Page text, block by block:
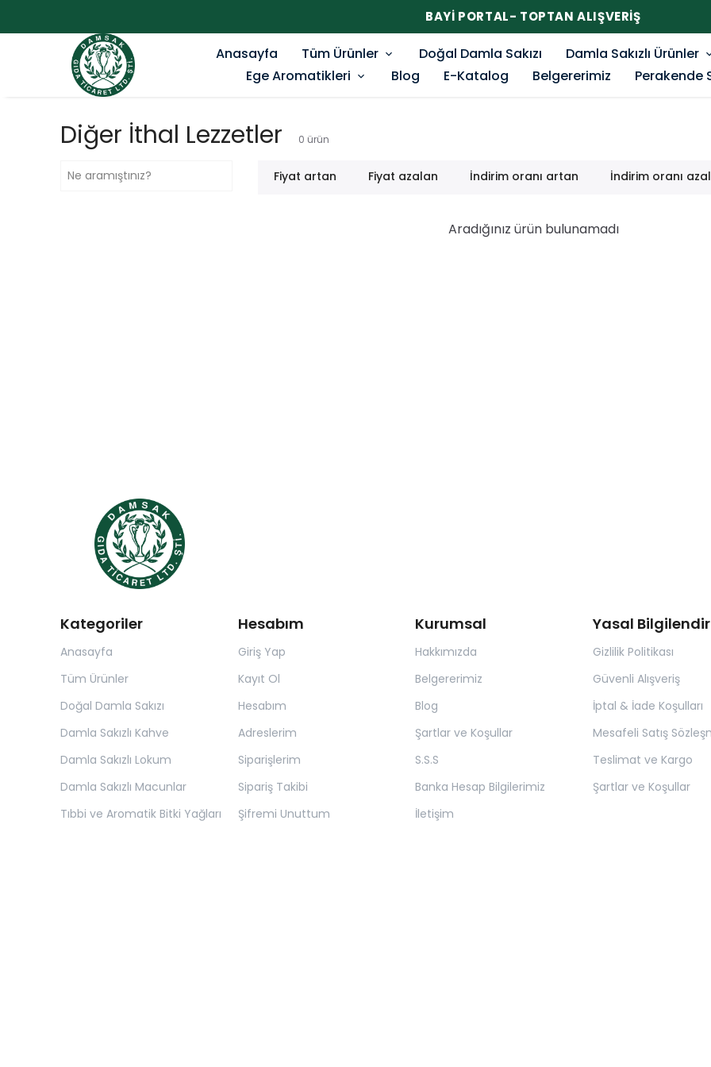
BAYİ PORTAL- TOPTAN ALIŞVERİŞ
Anasayfa Tüm Ürünler Doğal Damla Sakızı
Damla Sakızlı Ürünler
Ege Aromatikleri
Blog E-Katalog Belgererimiz Perakende
Diğer İthal Lezzetler 0 ürün
Fiyat artan Fiyat azalan İndirim oranı artan İndirim oranı
Aradığınız ürün bulunamadı
Kategoriler
Anasayfa
Tüm Ürünler
Doğal Damla Sakızı
Damla Sakızlı Kahve
Damla Sakızlı Lokum
Damla Sakızlı Macunlar
Tıbbi ve Aromatik Bitki Yağları
Hesabım
Giriş Yap
Kayıt Ol
Hesabım
Adreslerim
Siparişlerim
Sipariş Takibi
Şifremi Unuttum
Kurumsal
Hakkımızda
Belgererimiz
Blog
Şartlar ve Koşullar
S.S.S
Banka Hesap Bilgilerimiz
İletişim
Yasal
Gizlilik Politikası
Güvenli Alışveriş
İptal & İade Koşulları
Mesafeli Satış
Teslimat ve Kargo
Şartlar ve Koşullar